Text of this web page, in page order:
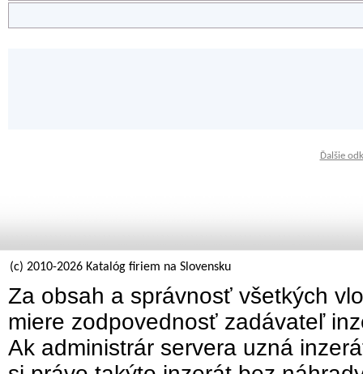
Ďalšie
(c) 2010-2026 Katalóg firiem na Slovensku
Za obsah a správnosť všetkých
miere zodpovednosť zadávateľ
Ak administrár servera uzná